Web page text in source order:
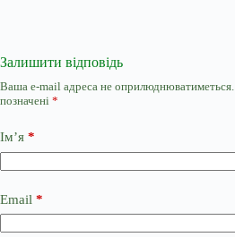
Залишити відповідь
Ваша e-mail адреса не оприлюднюватиметься.
позначені *
Ім’я *
Email *